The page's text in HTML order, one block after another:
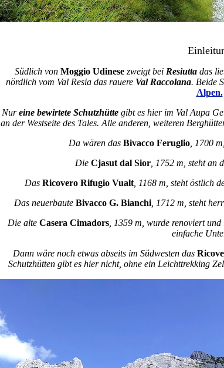
Südlich von Moggio Udinesezweigt bei Resiuttadas
nördlich vom Val Resia das rauere Val Raccolana. Beide
Alpen.
Nureine bewirtete Schutzhütte gibt es hier im Val Aupa
an der Westseite des Tales. Alle anderen, weiteren
Da wären das Bivacco Feruglio, 1700
Die Cjasut dal Sior, 1752 m, steht an
Das Ricovero Rifugio Vualt, 1168 m, steht östlich
Das neuerbaute Bivacco G. Bianchi, 1712 m, steht
Die alte Casera Cimadors , 1359 m, wurde renoviert
einfache
Dann wäre noch etwas abseits im Südwesten das
Schutzhütten gibt es hier nicht, ohne ein Leichttrekking